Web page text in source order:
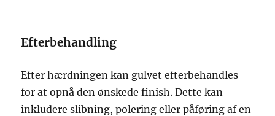
Efterbehandling
Efter hærdningen kan gulvet efterbehandles
for at opnå den ønskede finish. Dette kan
inkludere slibning, polering eller påføring af en